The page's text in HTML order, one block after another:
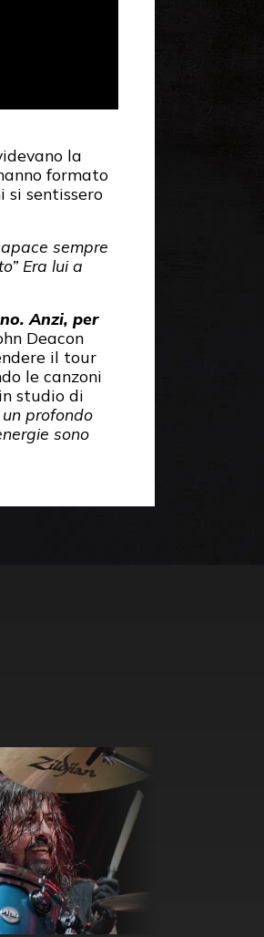
la
formato
si sentissero
sempre
Era lui a
Anzi, per
Deacon
il tour
le canzoni
studio di
profondo
sono